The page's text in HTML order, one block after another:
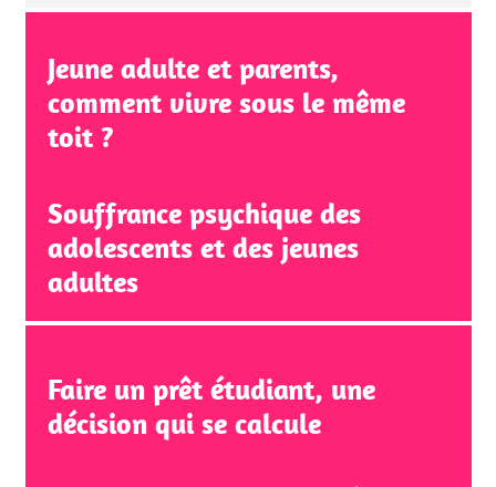
Jeune adulte et parents,
comment vivre sous le même
toit ?
Souffrance psychique des
adolescents et des jeunes
adultes
Faire un prêt étudiant, une
décision qui se calcule